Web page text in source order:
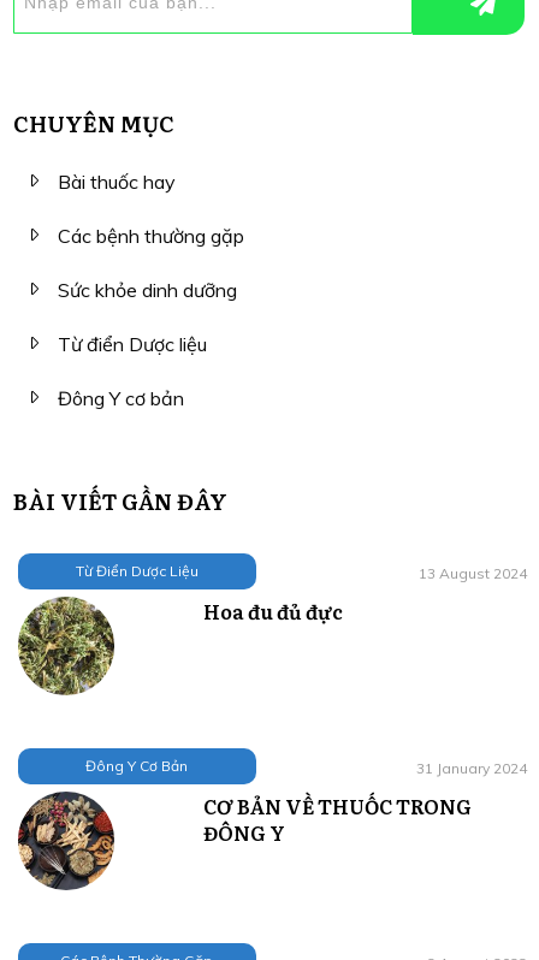
CHUYÊN MỤC
Bài thuốc hay
Các bệnh thường gặp
Sức khỏe dinh dưỡng
Từ điển Dược liệu
Đông Y cơ bản
BÀI VIẾT GẦN ĐÂY
Từ Điển Dược Liệu 13 August 2024
Hoa đu đủ đực
Đông Y Cơ Bản 31 January 2024
CƠ BẢN VỀ THUỐC TRONG
ĐÔNG Y